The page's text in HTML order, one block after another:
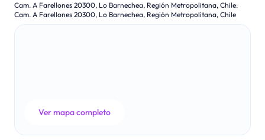
Cam. A Farellones 20300, Lo Barnechea, Región Metropolitana, Chile:
Cam. A Farellones 20300, Lo Barnechea, Región Metropolitana, Chile
Ver mapa completo